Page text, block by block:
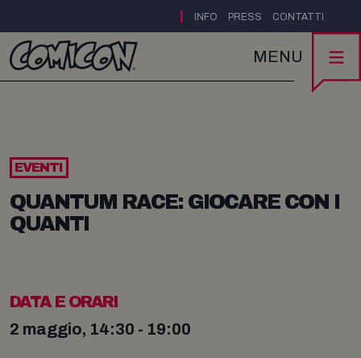
INFO PRESS CONTATTI
MENU
EVENTI
QUANTUM RACE: GIOCARE CON I
QUANTI
DATA E ORARI
2 maggio, 14:30 - 19:00